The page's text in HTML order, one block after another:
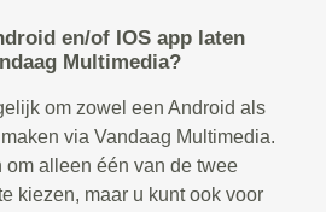
en/of IOS app laten
Multimedia?
om zowel een Android als
via Vandaag Multimedia.
om alleen één van de twee
kiezen, maar u kunt ook voor